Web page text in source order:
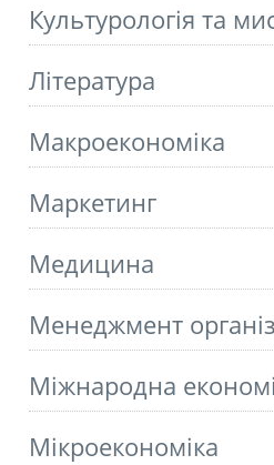
Культурологія та
Літературa
Макроекономіка
Маркетинг
Медицина
Менеджмент
Міжнародна
Мікроекономіка